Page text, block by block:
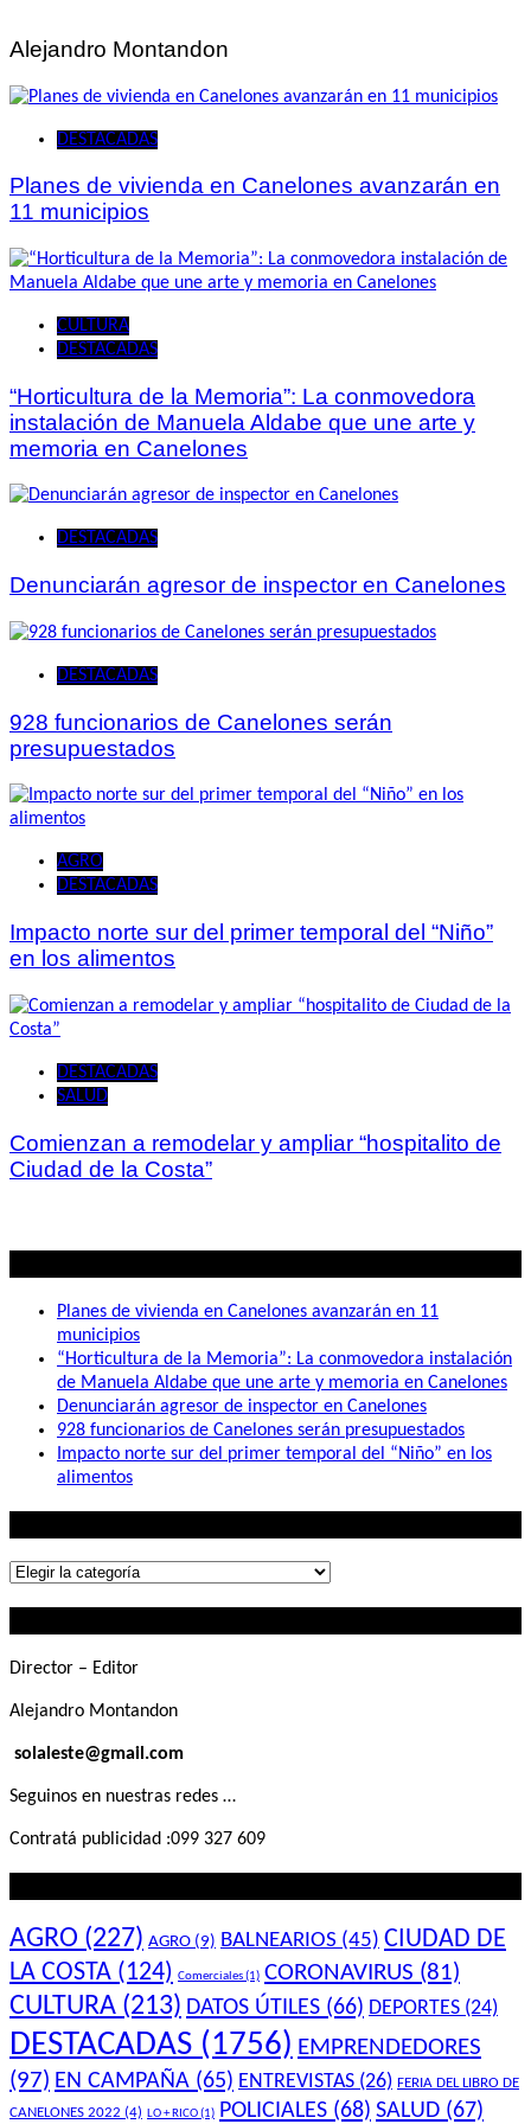
Alejandro Montandon
DESTACADAS
Planes de vivienda en Canelones avanzarán en
11 municipios
CULTURA
DESTACADAS
“Horticultura de la Memoria”: La conmovedora
instalación de Manuela Aldabe que une arte y
memoria en Canelones
DESTACADAS
Denunciarán agresor de inspector en Canelones
DESTACADAS
928 funcionarios de Canelones serán
presupuestados
AGRO
DESTACADAS
Impacto norte sur del primer temporal del “Niño”
en los alimentos
DESTACADAS
SALUD
Comienzan a remodelar y ampliar “hospitalito de
Ciudad de la Costa”
Planes de vivienda en Canelones avanzarán en 11
municipios
“Horticultura de la Memoria”: La conmovedora instalación
de Manuela Aldabe que une arte y memoria en Canelones
Denunciarán agresor de inspector en Canelones
928 funcionarios de Canelones serán presupuestados
Impacto norte sur del primer temporal del “Niño” en los
alimentos
Lo
Director – Editor
Alejandro Montandon
solaleste@gmail.com
Seguinos en nuestras redes …
Contratá publicidad :099 327 609
AGRO (227) AGRO (9) BALNEARIOS (45) CIUDAD DE
LA COSTA (124) Comerciales(1) CORONAVIRUS (81)
CULTURA (213) DATOS ÚTILES (66) DEPORTES (24)
DESTACADAS (1756) EMPRENDEDORES
(97) EN CAMPAÑA (65) ENTREVISTAS (26) FERIA DEL LIBRO DE
CANELONES 2022 (4) LO + RICO(1) POLICIALES (68) SALUD (67)